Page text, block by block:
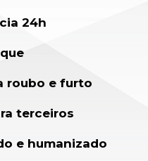
24h
roubo e furto
terceiros
e humanizado